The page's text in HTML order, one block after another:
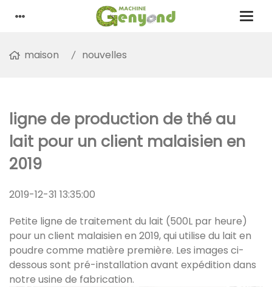
maison nouvelles
ligne de production de thé au
lait pour un client malaisien en
2019
2019-12-31 13:35:00
Petite ligne de traitement du lait (500L par heure)
pour un client malaisien en 2019, qui utilise du lait en
poudre comme matière première. Les images ci-
dessous sont pré-installation avant expédition dans
notre usine de fabrication.